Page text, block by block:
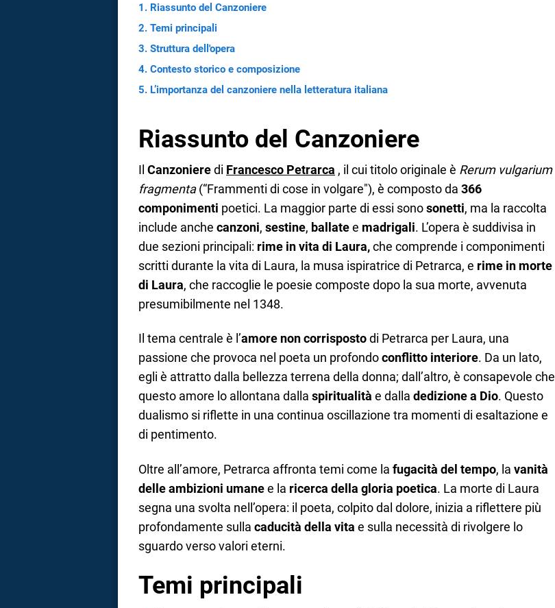
Riassunto del Canzoniere
Temi principali
Struttura dell'opera
Contesto storico e composizione
L’importanza del canzoniere nella letteratura italiana
Riassunto del Canzoniere
Il Canzonieredi Francesco Petrarca , il cui titolo originale è Rerum vulgarium
fragmenta(“Frammenti di cose in volgare"), è composto da 366
componimenti poetici. La maggior parte di essi sonosonetti, ma la raccolta
include anche canzoni, sestine, ballatee madrigali. L’opera è suddivisa in
due sezioni principali: rime in vita di Laura,che comprende i componimenti
scritti durante la vita di Laura, la musa ispiratrice di Petrarca, e rime in morte
di Laura, che raccoglie le poesie composte dopo la sua morte, avvenuta
presumibilmente nel 1348.
Il tema centrale è l’amore non corrispostodi Petrarca per Laura, una
passione che provoca nel poeta un profondoconflitto interiore. Da un lato,
egli è attratto dalla bellezza terrena della donna; dall’altro, è consapevole che
questo amore lo allontana dalla spiritualità e dalla dedizione a Dio. Questo
dualismo si riflette in una continua oscillazione tra momenti di esaltazione e
di pentimento.
Oltre all’amore, Petrarca affronta temi come la fugacità del tempo, la vanità
delle ambizioni umanee la ricerca della gloria poetica. La morte di Laura
segna una svolta nell’opera: il poeta, colpito dal dolore, inizia a riflettere più
profondamente sulla caducità della vita e sulla necessità di rivolgere lo
sguardo verso valori eterni.
Temi principali